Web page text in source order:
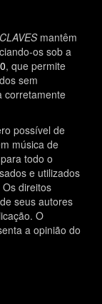
mantêm
os sob a
, que permite
sem
corretamente
possível de
música de
todo o
e utilizados
direitos
seus autores
O
a opinião do